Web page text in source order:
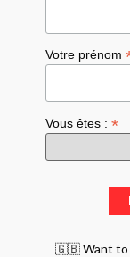
Votre prénom
Vous êtes :*
🇬🇧 Want to